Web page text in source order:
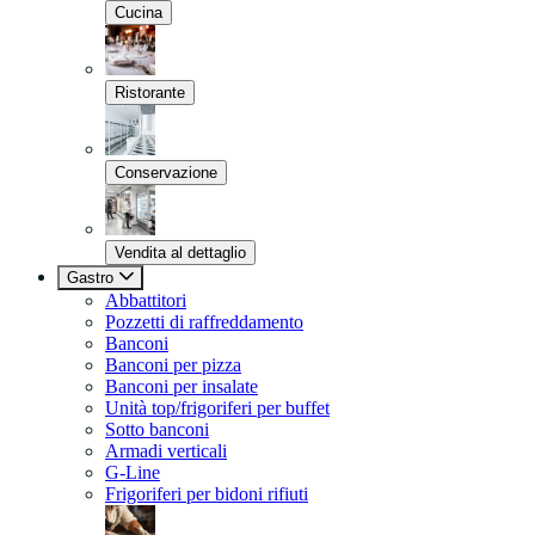
Cucina
Ristorante
Conservazione
Vendita al dettaglio
Gastro
Abbattitori
Pozzetti di raffreddamento
Banconi
Banconi per pizza
Banconi per insalate
Unità top/frigoriferi per buffet
Sotto banconi
Armadi verticali
G-Line
Frigoriferi per bidoni rifiuti